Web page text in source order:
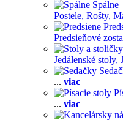
Spálne
Postele, Rošty,
Predsieňové
Jedálenské stoly,
... viac
... viac